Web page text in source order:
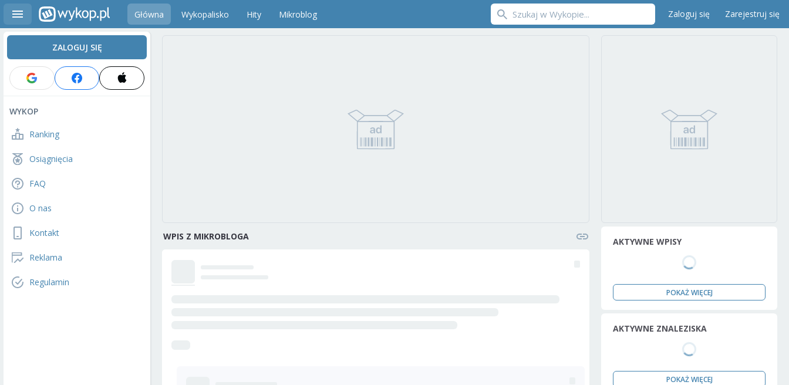
Główna Wykopalisko Hity Mikroblog Zaloguj się Zarejestruj się
ZALOGUJ SIĘ
WYKOP
Ranking
Osiągnięcia
FAQ
O nas
Kontakt
Reklama
Regulamin
WPIS Z MIKROBLOGA AKTYWNE WPISY
POKAŻ WIĘCEJ
AKTYWNE ZNALEZISKA
POKAŻ WIĘCEJ